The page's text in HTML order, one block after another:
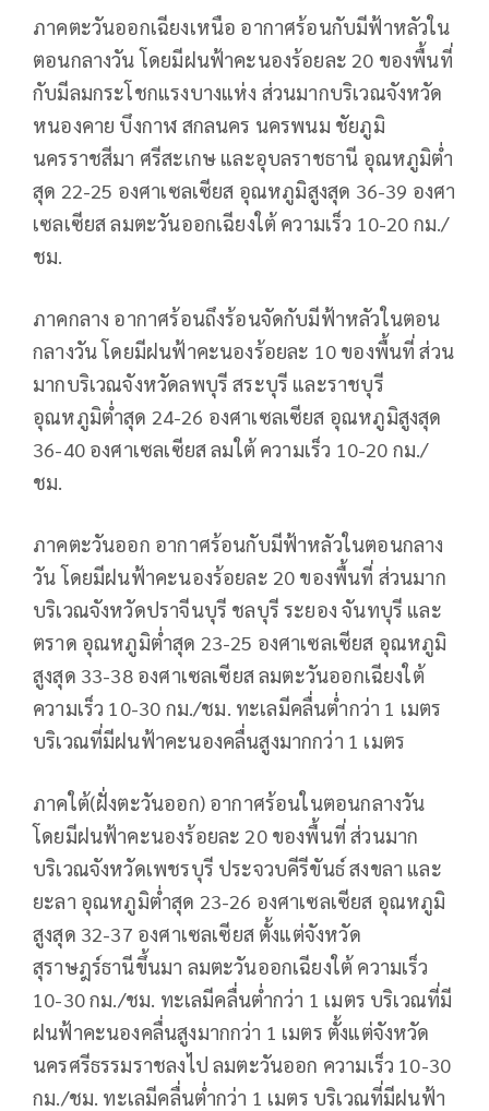
ภาคตะวันออกเฉียงเหนือ อากาศร้อนกับมีฟ้าหลัวใน
ตอนกลางวัน โดยมีฝนฟ้าคะนองร้อยละ 20 ของพื้นที่
กับมีลมกระโชกแรงบางแห่ง ส่วนมากบริเวณจังหวัด
หนองคาย บึงกาฬ สกลนคร นครพนม ชัยภูมิ
นครราชสีมา ศรีสะเกษ และอุบลราชธานี อุณหภูมิต่ำ
สุด 22-25 องศาเซลเซียส อุณหภูมิสูงสุด 36-39 องศา
เซลเซียส ลมตะวันออกเฉียงใต้ ความเร็ว 10-20 กม./
ชม.
ภาคกลาง อากาศร้อนถึงร้อนจัดกับมีฟ้าหลัวในตอน
กลางวัน โดยมีฝนฟ้าคะนองร้อยละ 10 ของพื้นที่ ส่วน
มากบริเวณจังหวัดลพบุรี สระบุรี และราชบุรี
อุณหภูมิต่ำสุด 24-26 องศาเซลเซียส อุณหภูมิสูงสุด
36-40 องศาเซลเซียส ลมใต้ ความเร็ว 10-20 กม./
ชม.
ภาคตะวันออก อากาศร้อนกับมีฟ้าหลัวในตอนกลาง
วัน โดยมีฝนฟ้าคะนองร้อยละ 20 ของพื้นที่ ส่วนมาก
บริเวณจังหวัดปราจีนบุรี ชลบุรี ระยอง จันทบุรี และ
ตราด อุณหภูมิต่ำสุด 23-25 องศาเซลเซียส อุณหภูมิ
สูงสุด 33-38 องศาเซลเซียส ลมตะวันออกเฉียงใต้
ความเร็ว 10-30 กม./ชม. ทะเลมีคลื่นต่ำกว่า 1 เมตร
บริเวณที่มีฝนฟ้าคะนองคลื่นสูงมากกว่า 1 เมตร
ภาคใต้(ฝั่งตะวันออก) อากาศร้อนในตอนกลางวัน
โดยมีฝนฟ้าคะนองร้อยละ 20 ของพื้นที่ ส่วนมาก
บริเวณจังหวัดเพชรบุรี ประจวบคีรีขันธ์ สงขลา และ
ยะลา อุณหภูมิต่ำสุด 23-26 องศาเซลเซียส อุณหภูมิ
สูงสุด 32-37 องศาเซลเซียส ตั้งแต่จังหวัด
สุราษฎร์ธานีขึ้นมา ลมตะวันออกเฉียงใต้ ความเร็ว
10-30 กม./ชม. ทะเลมีคลื่นต่ำกว่า 1 เมตร บริเวณที่มี
ฝนฟ้าคะนองคลื่นสูงมากกว่า 1 เมตร ตั้งแต่จังหวัด
นครศรีธรรมราชลงไป ลมตะวันออก ความเร็ว 10-30
กม./ชม. ทะเลมีคลื่นต่ำกว่า 1 เมตร บริเวณที่มีฝนฟ้า